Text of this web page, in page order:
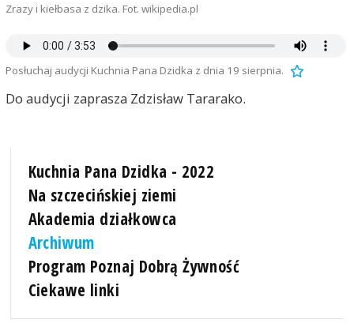
Zrazy i kiełbasa z dzika. Fot. wikipedia.pl
Posłuchaj audycji Kuchnia Pana Dzidka z dnia 19 sierpnia.
Do audycji zaprasza Zdzisław Tararako.
Kuchnia Pana Dzidka - 2022
Na szczecińskiej ziemi
Akademia działkowca
Archiwum
Program Poznaj Dobrą Żywność
Ciekawe linki